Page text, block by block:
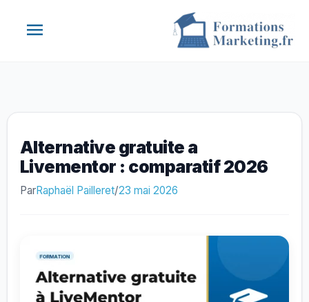
Menu
Alternative gratuite a
Livementor : comparatif 2026
ParRaphaël Pailleret/23 mai 2026